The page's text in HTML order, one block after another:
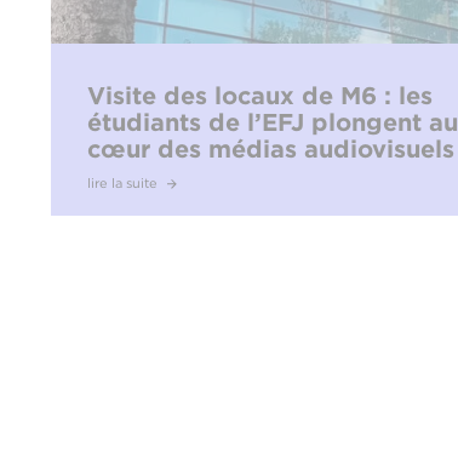
Visite des locaux de M6 : les
étudiants de l’EFJ plongent au
cœur des médias audiovisuels
lire la suite